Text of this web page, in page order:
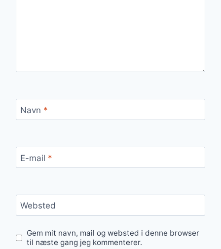
Navn *
E-mail *
Websted
Gem mit navn, mail og websted i denne browser
til næste gang jeg kommenterer.